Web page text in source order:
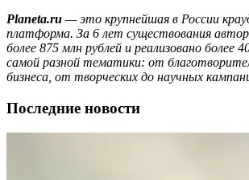
Planeta.ru — это крупнейшая в России
платформа. За 6 лет существования
более 875 млн рублей и реализовано более
самой разной тематики: от
бизнеса, от творческих до научных
Последние новости